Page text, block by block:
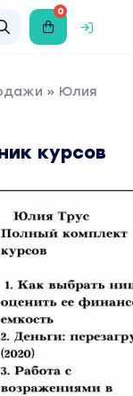
0
» Юлия
курсов